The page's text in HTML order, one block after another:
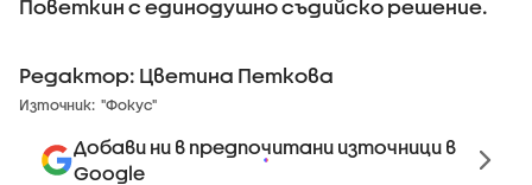
Поветкин с единодушно съдийско решение.
Редактор: Цветина Петкова
Източник: "Фокус"
Добави ни в предпочитани източници в
Google